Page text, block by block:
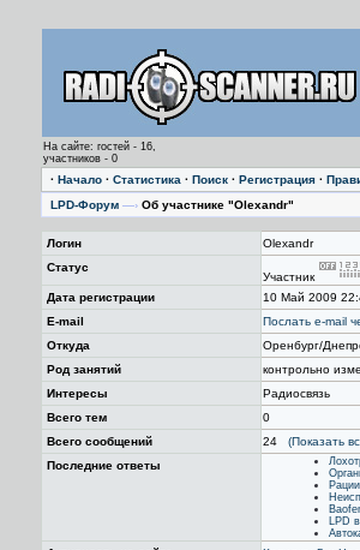
На сайте: гостей - 16,
участников - 0
· Начало · Статистика · Поиск · Регистрация ·
LPD-Форум —› Об участнике "Olexandr"
Логин
Olexandr
Статус
Участник
Дата регистрации
10 Май 2009
E-mail
Послать е-mail
Откуда
Оренбург/
Род занятий
контрольно
Интересы
Радиосвязь
Всего тем
0
Всего сообщений
24
(Показать
Последние ответы
LPD